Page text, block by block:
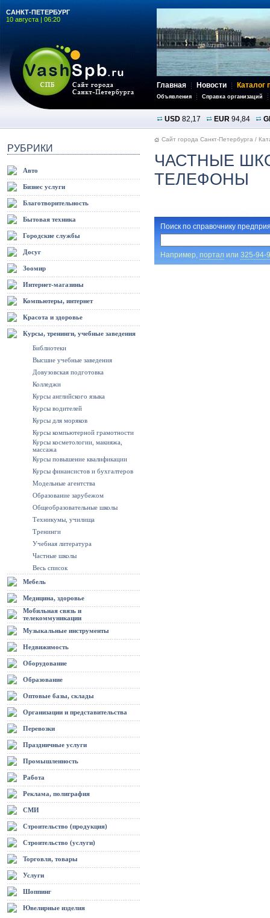
САНКТ-ПЕТЕРБУРГ
10 августа | 06:20
Главная Новости Каталог
Объявления Справка организаций
USD 82,17 EUR 94,84
РУБРИКИ
Авто
Бизнес услуги
Благотворительность
Бытовая техника
Городские службы
Досуг
Зоомир
Интернет-магазины
Компьютеры, интернет
Красота и здоровье
Курсы, тренинги, учебные заведения
Библиотеки
Высшие учебные заведения
Довузовская подготовка
Колледжи
Курсы английского языка
Курсы водителей
Курсы для моряков
Курсы компьютерной грамотности
Курсы косметологии, макияжа,
массажа
Курсы повышение квалификации
Курсы финансистов и бухгалтеров
Модельные агентства
Образование зарубежом
Общеобразовательные школы
Техникумы, училища
Тренинги
Учебная литература
Частные школы
Весь список
Мебель
Медицина, здоровье
Мобильная связь и
телекоммуникации
Музыкальные инструменты
Недвижимость
Оборудование
Образование
Оптовые базы, склады
Организации и представительства
Перевозки
Праздничные услуги
Промышленность
Работа
Реклама, полиграфия
СМИ
Строительство (продукция)
Строительство (услуги)
Торговля, товары
Услуги
Шоппинг
Ювелирные изделия
Сайт города Санкт-Петербурга /
ЧАСТНЫЕ
ТЕЛЕФОНЫ
Поиск по справочнику
Например, порталили 325-94-